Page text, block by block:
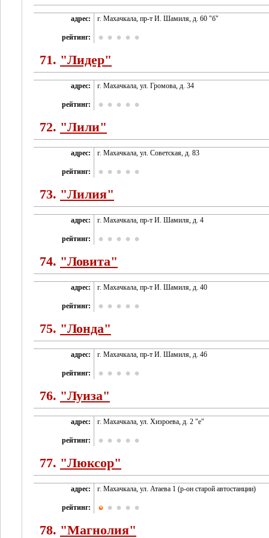
адрес: г. Махачкала, пр-т И. Шамиля, д. 60 "б"
рейтинг:
71. "Лидер"
адрес: г. Махачкала, ул. Громова, д. 34
рейтинг:
72. "Лили"
адрес: г. Махачкала, ул. Советская, д. 83
рейтинг:
73. "Лилия"
адрес: г. Махачкала, пр-т И. Шамиля, д. 4
рейтинг:
74. "Ловита"
адрес: г. Махачкала, пр-т И. Шамиля, д. 40
рейтинг:
75. "Лонда"
адрес: г. Махачкала, пр-т И. Шамиля, д. 46
рейтинг:
76. "Луиза"
адрес: г. Махачкала, ул. Хизроева, д. 2 "е"
рейтинг:
77. "Люксор"
адрес: г. Махачкала, ул. Атаева 1 (р-он старой автостанции)
рейтинг:
78. "Магнолия"